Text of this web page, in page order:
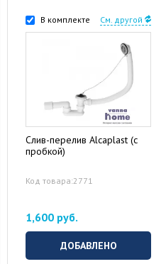
В комплекте См. другой
Слив-перелив Alcaplast (с
пробкой)
Код товара:2771
1,600 руб.
ДОБАВЛЕНО